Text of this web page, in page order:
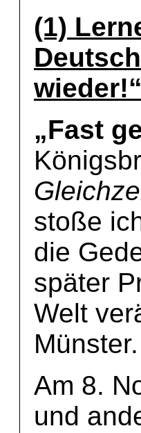
(1)
„Fast
stoße
die
später
Welt
Münster.
Am 8.
und